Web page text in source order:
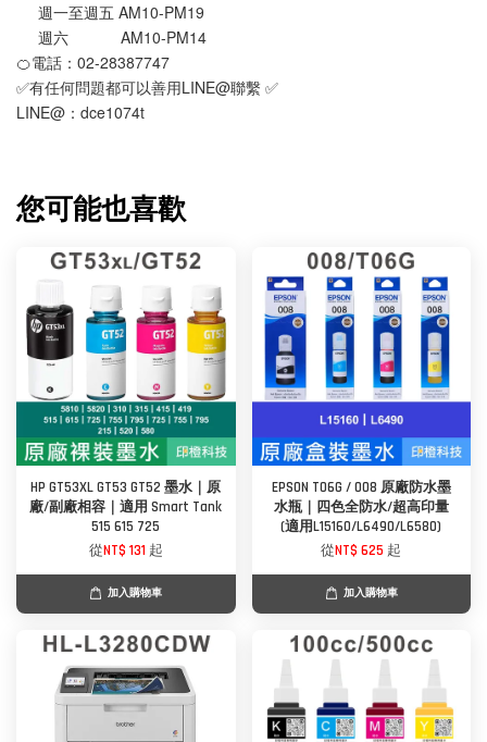
週一至週五 AM10-PM19
週六            AM10-PM14
🍊電話：02-28387747
✅有任何問題都可以善用LINE@聯繫 ✅
LINE@：dce1074t
您可能也喜歡
HP GT53XL GT53 GT52 墨水｜原
廠/副廠相容｜適用 Smart Tank
515 615 725
從NT$ 131 起
加入購物車
EPSON T06G / 008 原廠防水墨
水瓶｜四色全防水/超高印量
(適用L15160/L6490/L6580)
從NT$ 625 起
加入購物車